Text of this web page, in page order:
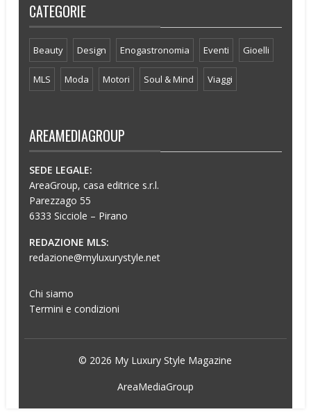
CATEGORIE
Beauty Design Enogastronomia Eventi Gioelli
MLS Moda Motori Soul & Mind Viaggi
AREAMEDIAGROUP
SEDE LEGALE:
AreaGroup, casa editrice s.r.l.
Parezzago 55
6333 Sicciole – Pirano
REDAZIONE MLS:
redazione@myluxurystyle.net
Chi siamo
Termini e condizioni
© 2026 My Luxury Style Magazine
AreaMediaGroup